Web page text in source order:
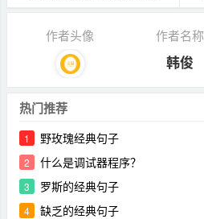
作者头像 作者名称
韩俊
热门推荐
1 野玫瑰经典句子
2 什么是调试器程序？
3 罗斯的经典句子
4 缺乏的经典句子